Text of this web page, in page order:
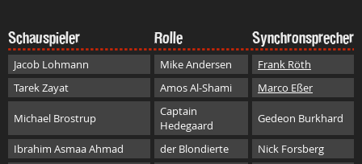
Schauspieler Rolle Synchronsprecher
Jacob Lohmann Mike Andersen
Frank Röth
Tarek Zayat
Amos Al-Shami Marco Eßer
Michael Brostrup
Captain
Hedegaard
Gedeon Burkhard
Ibrahim Asmaa Ahmad der Blondierte Nick Forsberg